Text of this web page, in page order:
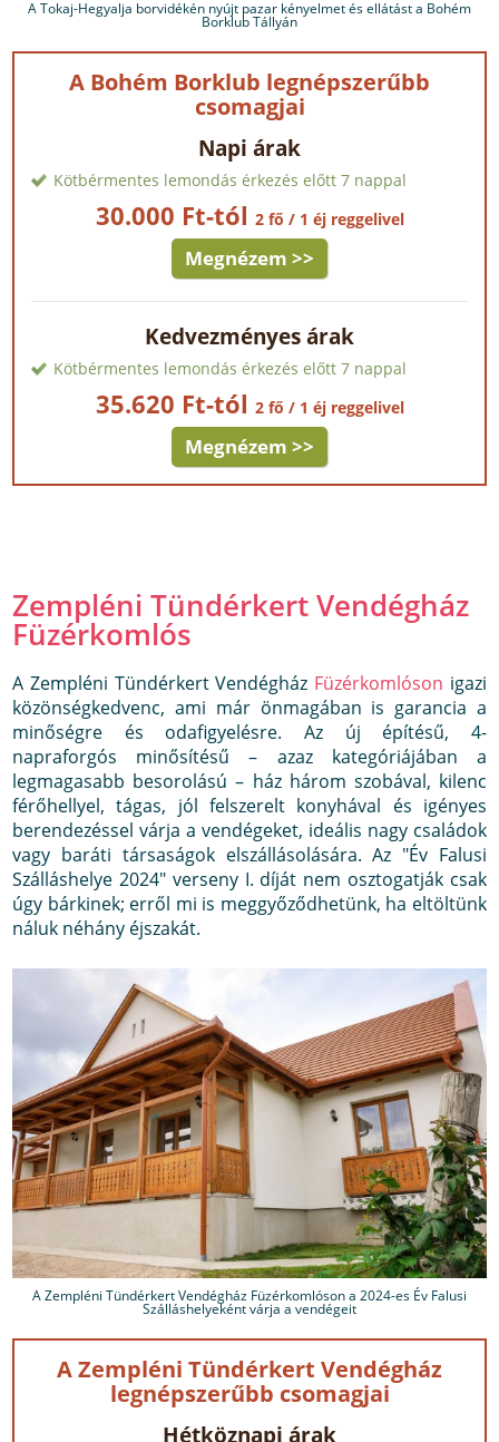
A Tokaj-Hegyalja borvidékén nyújt pazar kényelmet és ellátást a Bohém
Borklub Tállyán
A Bohém Borklub legnépszerűbb
csomagjai
Napi árak
Kötbérmentes lemondás érkezés előtt 7 nappal
30.000 Ft-tól 2 fő / 1 éj reggelivel
Megnézem >>
Kedvezményes árak
Kötbérmentes lemondás érkezés előtt 7 nappal
35.620 Ft-tól 2 fő / 1 éj reggelivel
Megnézem >>
Zempléni Tündérkert Vendégház
Füzérkomlós
A Zempléni Tündérkert Vendégház Füzérkomlóson igazi
közönségkedvenc, ami már önmagában is garancia a
minőségre és odafigyelésre. Az új építésű, 4-
napraforgós minősítésű – azaz kategóriájában a
legmagasabb besorolású – ház három szobával, kilenc
férőhellyel, tágas, jól felszerelt konyhával és igényes
berendezéssel várja a vendégeket, ideális nagy családok
vagy baráti társaságok elszállásolására. Az "Év Falusi
Szálláshelye 2024" verseny I. díját nem osztogatják csak
úgy bárkinek; erről mi is meggyőződhetünk, ha eltöltünk
náluk néhány éjszakát.
A Zempléni Tündérkert Vendégház Füzérkomlóson a 2024-es Év Falusi
Szálláshelyeként várja a vendégeit
A Zempléni Tündérkert Vendégház
legnépszerűbb csomagjai
Hétköznapi árak